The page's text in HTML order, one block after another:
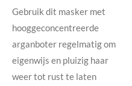
Gebruik dit masker met
hooggeconcentreerde
arganboter regelmatig om
eigenwijs en pluizig haar
weer tot rust te laten